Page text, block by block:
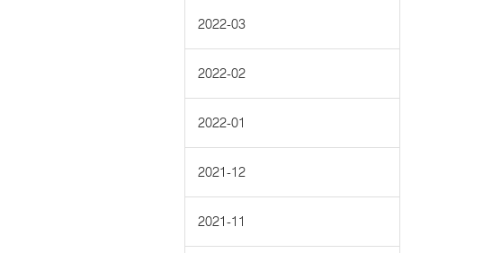
2022-03
2022-02
2022-01
2021-12
2021-11